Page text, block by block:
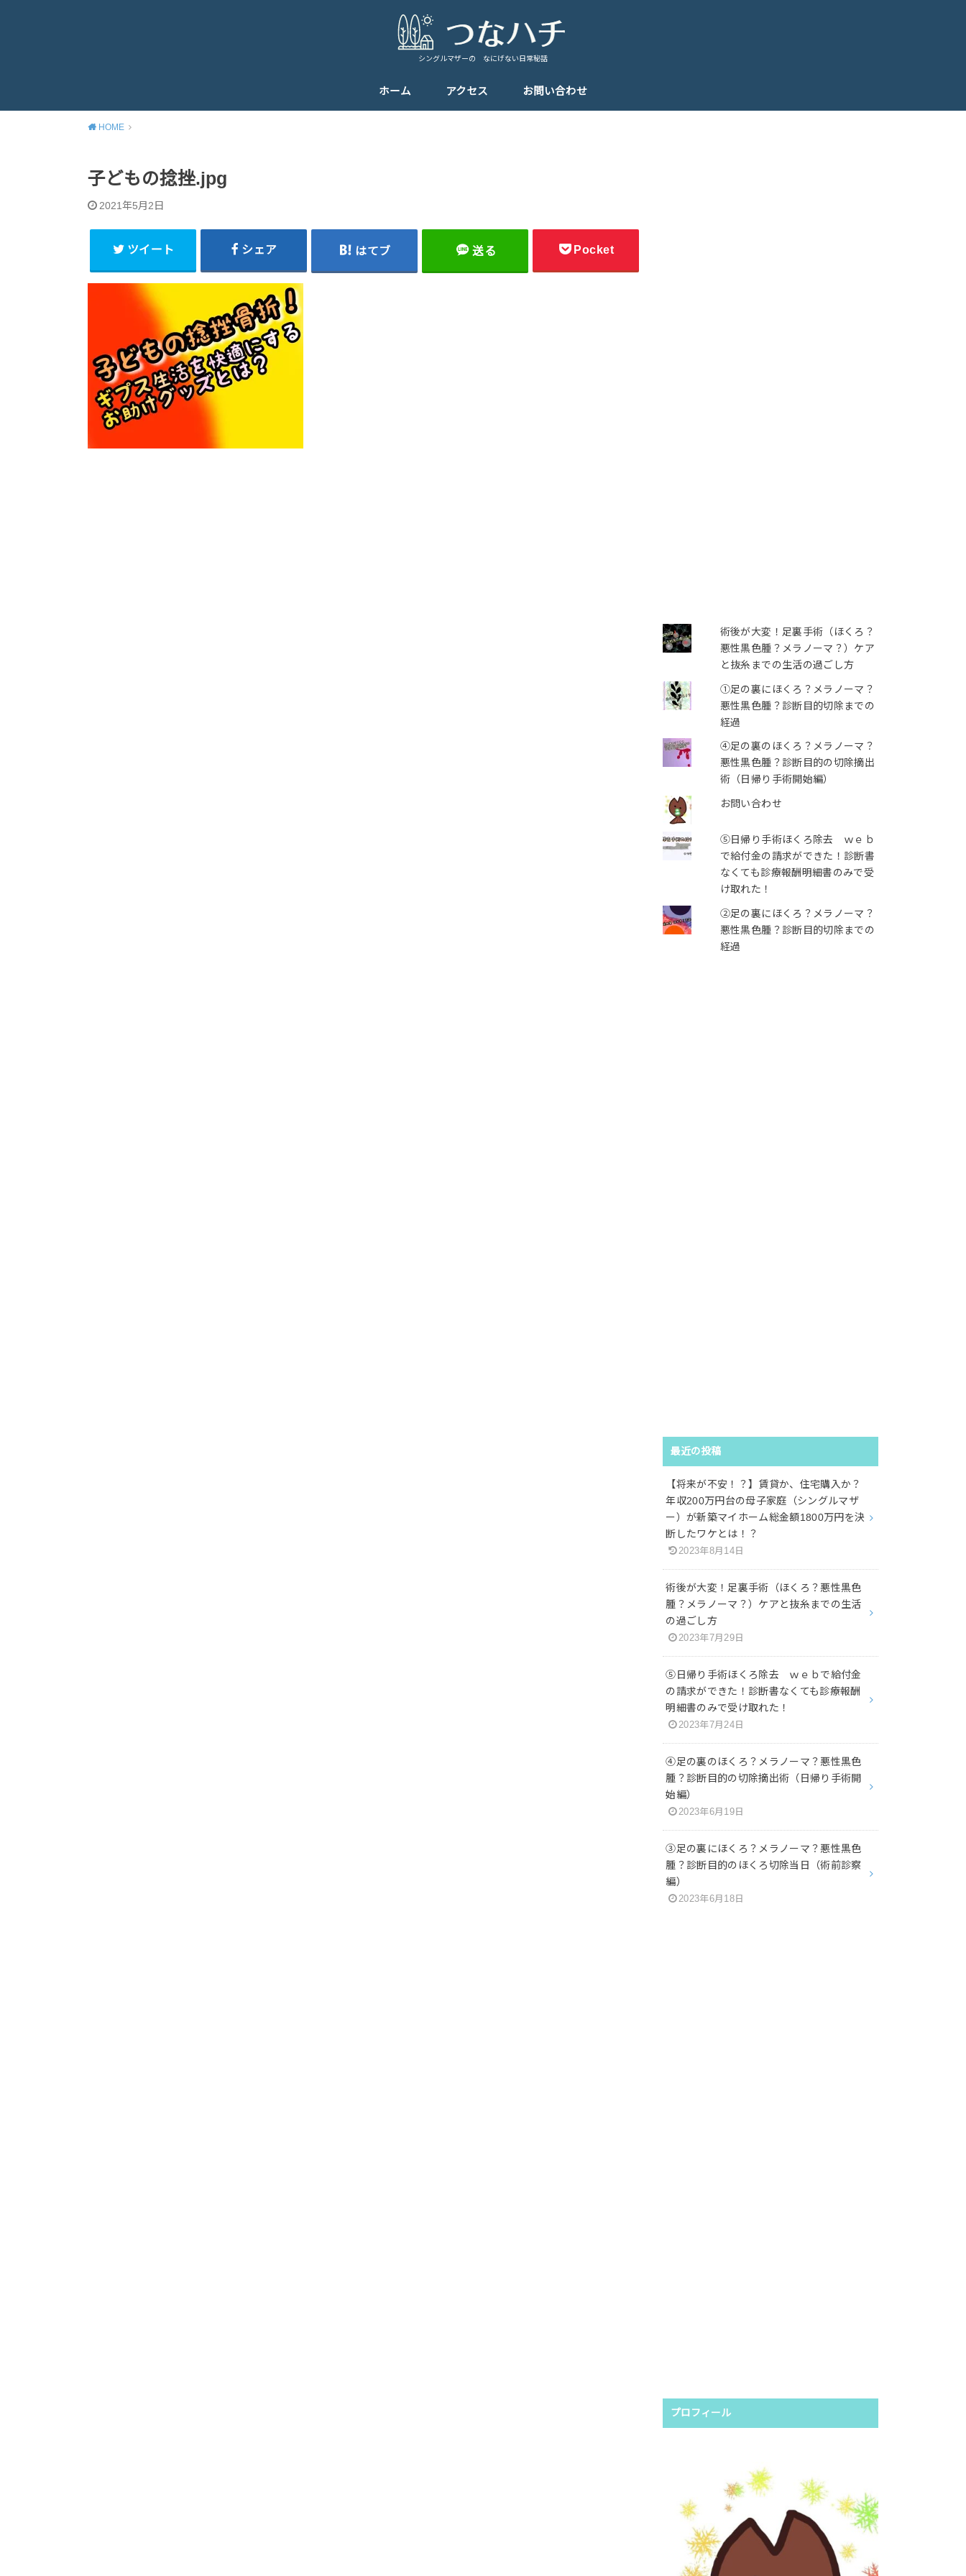
シングルマザーの なにげない日常秘話
ホーム アクセス お問い合わせ
HOME
子どもの捻挫.jpg
2021年5月2日
ツイート シェア はてブ 送る Pocket
術後が大変！足裏手術（ほくろ？
悪性黒色腫？メラノーマ？）ケア
と抜糸までの生活の過ごし方
①足の裏にほくろ？メラノーマ？
悪性黒色腫？診断目的切除までの
経過
④足の裏のほくろ？メラノーマ？
悪性黒色腫？診断目的の切除摘出
術（日帰り手術開始編）
お問い合わせ
⑤日帰り手術ほくろ除去 ｗｅｂ
で給付金の請求ができた！診断書
なくても診療報酬明細書のみで受
け取れた！
②足の裏にほくろ？メラノーマ？
悪性黒色腫？診断目的切除までの
経過
最近の投稿
【将来が不安！？】賃貸か、住宅購入か？
年収200万円台の母子家庭（シングルマザ
ー）が新築マイホーム総金額1800万円を決
断したワケとは！？
2023年8月14日
術後が大変！足裏手術（ほくろ？悪性黒色
腫？メラノーマ？）ケアと抜糸までの生活
の過ごし方
2023年7月29日
⑤日帰り手術ほくろ除去 ｗｅｂで給付金
の請求ができた！診断書なくても診療報酬
明細書のみで受け取れた！
2023年7月24日
④足の裏のほくろ？メラノーマ？悪性黒色
腫？診断目的の切除摘出術（日帰り手術開
始編）
2023年6月19日
③足の裏にほくろ？メラノーマ？悪性黒色
腫？診断目的のほくろ切除当日（術前診察
編）
2023年6月18日
プロフィール